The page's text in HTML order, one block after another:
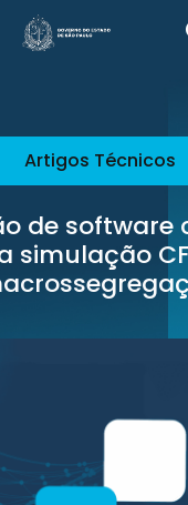
Artigos Técnicos
de software
simulação